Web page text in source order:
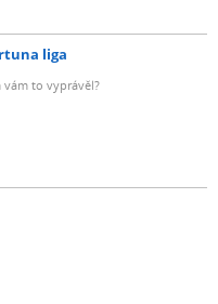
liga
vám to vyprávěl?